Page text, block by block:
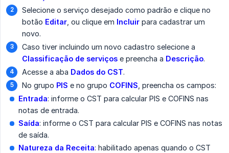
Selecione o serviço desejado como padrão e clique no
botão Editar , ou clique em Incluir para cadastrar um
novo.
Caso tiver incluindo um novo cadastro selecione a
Classificação de serviços e preencha a Descrição.
Acesse a aba Dados do CST.
No grupo PIS e no grupo COFINS , preencha os campos:
Entrada: informe o CST para calcular PIS e COFINS nas
notas de entrada.
Saída: informe o CST para calcular PIS e COFINS nas notas
de saída.
Natureza da Receita: habilitado apenas quando o CST